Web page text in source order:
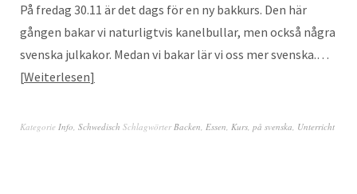
På fredag 30.11 är det dags för en ny bakkurs. Den här
gången bakar vi naturligtvis kanelbullar, men också några
svenska julkakor. Medan vi bakar lär vi oss mer svenska.…
Weiterlesen
Kategorie Info Schwedisch Schlagwörter Backen Essen Kurs på svenska Unterricht